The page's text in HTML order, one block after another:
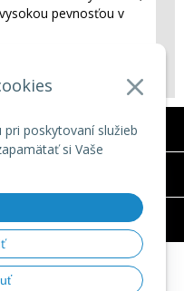
poskytovaní služieb
si Vaše
pevnosťou v
eshopu cez UNIobchod
2026
a vytvorené
10.8.2026.